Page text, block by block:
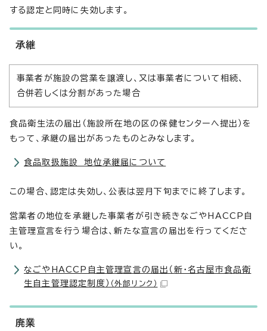
する認定と同時に失効します。
承継
事業者が施設の営業を譲渡し、又は事業者について相続、
合併若しくは分割があった場合
食品衛生法の届出（施設所在地の区の保健センターへ提出）を
もって、承継の届出があったものとみなします。
食品取扱施設 地位承継届について
この場合、認定は失効し、公表は翌月下旬までに終了します。
営業者の地位を承継した事業者が引き続きなごやHACCP自
主管理宣言を行う場合は、新たな宣言の届出を行ってくださ
い。
なごやHACCP自主管理宣言の届出（新・名古屋市食品衛
生自主管理認定制度） （外部リンク）
廃業